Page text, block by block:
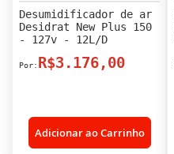
Desumidificador de ar
Desidrat New Plus 150
- 127v - 12L/D
R$3.176,00
Adicionar ao Carrinho